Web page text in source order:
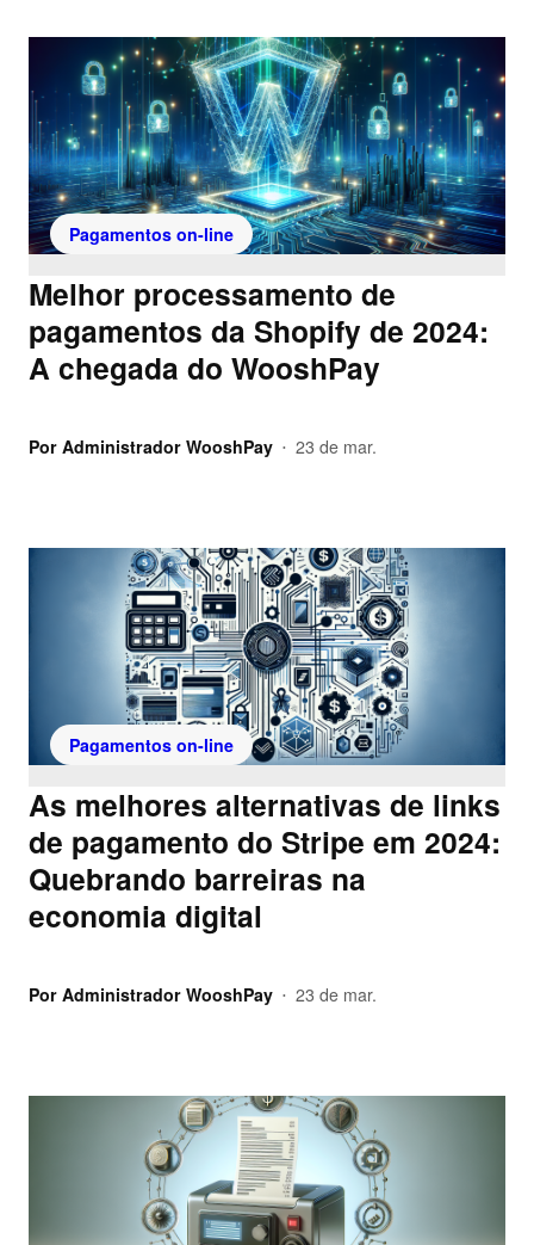
Pagamentos on-line
Melhor processamento de
pagamentos da Shopify de 2024:
A chegada do WooshPay
Por Administrador WooshPay • 23 de mar.
Pagamentos on-line
As melhores alternativas de links
de pagamento do Stripe em 2024:
Quebrando barreiras na
economia digital
Por Administrador WooshPay • 23 de mar.